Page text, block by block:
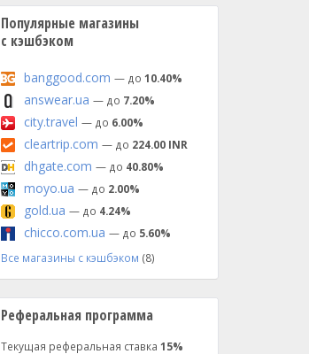
Популярные магазины
с кэшбэком
banggood.com — до 10.40%
answear.ua — до 7.20%
city.travel — до 6.00%
cleartrip.com — до 224.00 INR
dhgate.com — до 40.80%
moyo.ua — до 2.00%
gold.ua — до 4.24%
chicco.com.ua — до 5.60%
Все магазины с кэшбэком (8)
Реферальная программа
Текущая реферальная ставка 15%